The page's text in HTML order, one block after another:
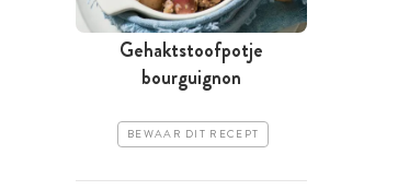
Gehaktstoofpotje
bourguignon
BEWAAR DIT RECEPT